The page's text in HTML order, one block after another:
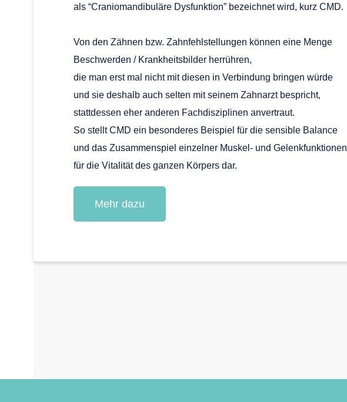
als “Craniomandibuläre Dysfunktion” bezeichnet wird, kurz CMD.
Von den Zähnen bzw. Zahnfehlstellungen können eine Menge
Beschwerden / Krankheitsbilder herrühren,
die man erst mal nicht mit diesen in Verbindung bringen würde
und sie deshalb auch selten mit seinem Zahnarzt bespricht,
stattdessen eher anderen Fachdisziplinen anvertraut.
So stellt CMD ein besonderes Beispiel für die sensible Balance
und das Zusammenspiel einzelner Muskel- und Gelenkfunktionen
für die Vitalität des ganzen Körpers dar.
Mehr dazu